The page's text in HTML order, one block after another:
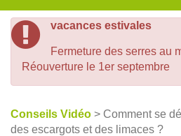
vacances estivales
Fermeture des serres au
Réouverture le 1er septembre
Conseils Vidéo > Comment se
des escargots et des limaces ?